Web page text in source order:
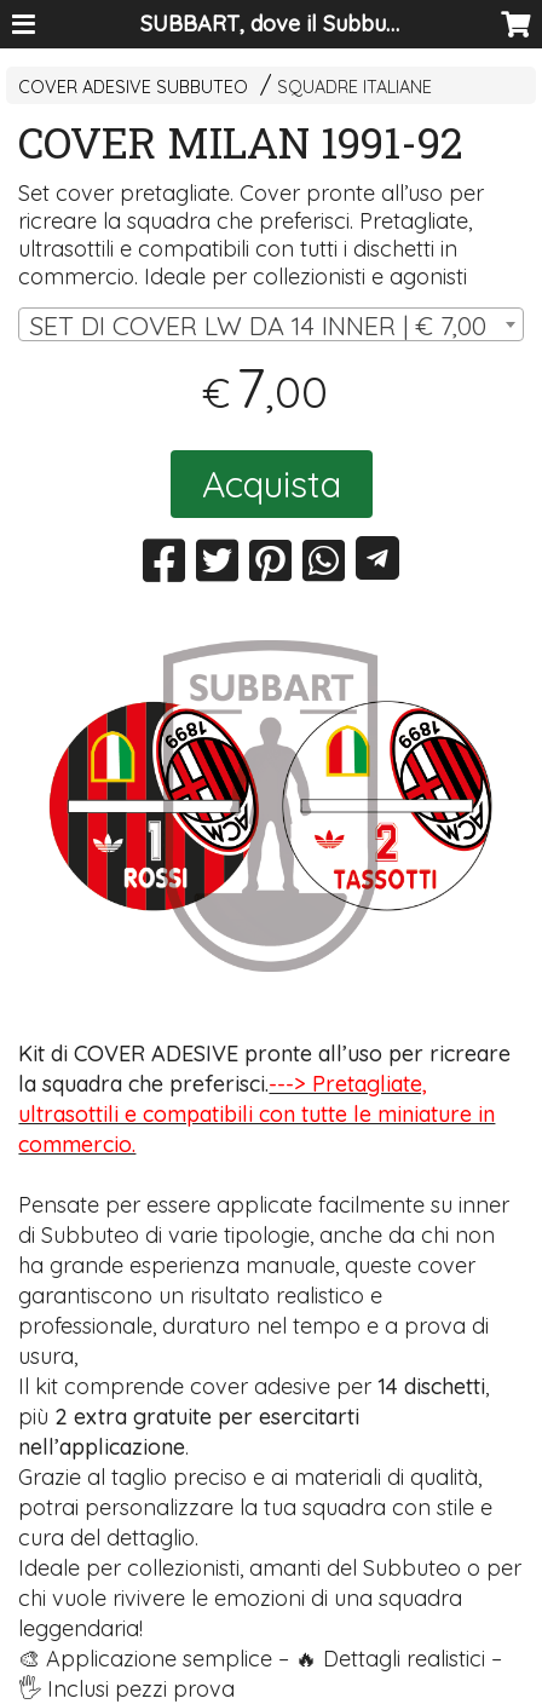
SUBBART, dove il Subbuteo diventa arte
COVER ADESIVE SUBBUTEO SQUADRE ITALIANE
COVER MILAN 1991-92
Set cover pretagliate. Cover pronte all’uso per
ricreare la squadra che preferisci. Pretagliate,
ultrasottili e compatibili con tutti i dischetti in
commercio. Ideale per collezionisti e agonisti
SET DI COVER LW DA 14 INNER | € 7,00
€ 7,00
Acquista
Kit di COVER ADESIVE pronte all’uso per ricreare
la squadra che preferisci.---> Pretagliate,
ultrasottili e compatibili con tutte le miniature in
commercio.
Pensate per essere applicate facilmente su inner
di Subbuteo di varie tipologie, anche da chi non
ha grande esperienza manuale, queste cover
garantiscono un risultato realistico e
professionale, duraturo nel tempo e a prova di
usura,
Il kit comprende cover adesive per14 dischetti,
più 2 extra gratuite per esercitarti
nell’applicazione.
Grazie al taglio preciso e ai materiali di qualità,
potrai personalizzare la tua squadra con stile e
cura del dettaglio.
Ideale per collezionisti, amanti del Subbuteo o per
chi vuole rivivere le emozioni di una squadra
leggendaria!
🎨 Applicazione semplice – 🔥 Dettagli realistici –
🖐️ Inclusi pezzi prova